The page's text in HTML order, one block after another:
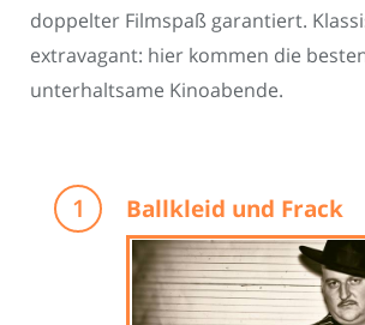
doppelter Filmspaß garantiert.
extravagant: hier kommen die
unterhaltsame Kinoabende.
Ballkleid und Frack